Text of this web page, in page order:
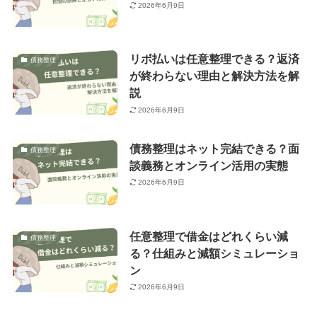
2026年6月9日
債務整理
リボ払いは任意整理できる？返済
が終わらない理由と解決方法を解
説
2026年6月9日
債務整理
債務整理はネット完結できる？面
談義務とオンライン活用の実態
2026年6月9日
債務整理
任意整理で借金はどれくらい減
る？仕組みと減額シミュレーショ
ン
2026年6月9日